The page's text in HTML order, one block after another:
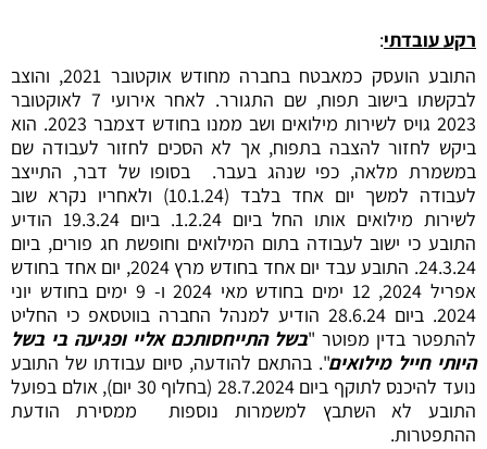
רקע עובדתי:
התובע הועסק כמאבטח בחברה מחודש אוקטובר 2021, והוצב
לבקשתו בישוב תפוח, שם התגורר. לאחר אירועי 7 לאוקטובר
2023 גויס לשירות מילואים ושב ממנו בחודש דצמבר 2023. הוא
ביקש לחזור להצבה בתפוח, אך לא הסכים לחזור לעבודה שם
במשמרת מלאה, כפי שנהג בעבר. בסופו של דבר, התייצב
לעבודה למשך יום אחד בלבד (10.1.24) ולאחריו נקרא שוב
לשירות מילואים אותו החל ביום 1.2.24. ביום 19.3.24 הודיע
התובע כי ישוב לעבודה בתום המילואים וחופשת חג פורים, ביום
24.3.24. התובע עבד יום אחד בחודש מרץ 2024, יום אחד בחודש
אפריל 2024, 12 ימים בחודש מאי 2024 ו- 9 ימים בחודש יוני
2024. ביום 28.6.24 הודיע למנהל החברה בווטסאפ כי החליט
להתפטר בדין מפוטר "בשל התייחסותכם אליי ופגיעה בי בשל
היותי חייל מילואים". בהתאם להודעה, סיום עבודתו של התובע
נועד להיכנס לתוקף ביום 28.7.2024 (בחלוף 30 יום), אולם בפועל
התובע לא השתבץ למשמרות נוספות ממסירת הודעת
ההתפטרות.